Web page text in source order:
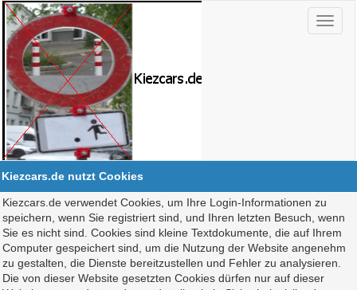
Kiezcars.de nutzt Cookies
Kiezcars.de verwendet Cookies, um Ihre Login-Informationen zu
speichern, wenn Sie registriert sind, und Ihren letzten Besuch, wenn
Sie es nicht sind. Cookies sind kleine Textdokumente, die auf Ihrem
Computer gespeichert sind, um die Nutzung der Website angenehm
zu gestalten, die Dienste bereitzustellen und Fehler zu analysieren.
Die von dieser Website gesetzten Cookies dürfen nur auf dieser